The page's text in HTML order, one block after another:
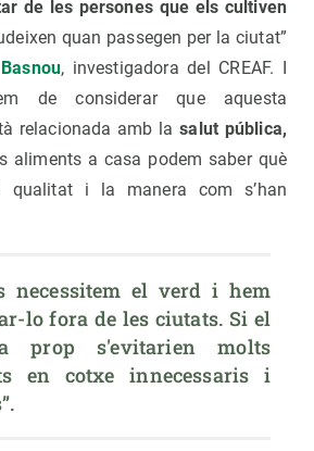
de les persones que els cultiven
quan passegen per la ciutat”
, investigadora del CREAF. I
de considerar que aquesta
relacionada amb lasalut pública,
aliments a casa podem saber què
qualitat i la manera com s’han
necessitem el verd i hem
lo fora de les ciutats. Si el
prop s'evitarien molts
en cotxe innecessaris i